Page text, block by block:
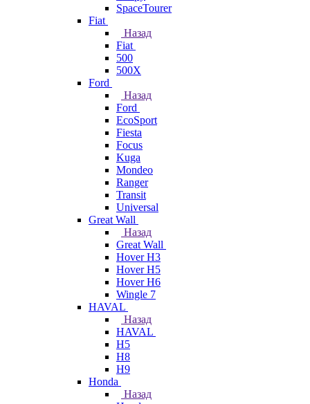
SpaceTourer
Fiat
Назад
Fiat
500
500X
Ford
Назад
Ford
EcoSport
Fiesta
Focus
Kuga
Mondeo
Ranger
Transit
Universal
Great Wall
Назад
Great Wall
Hover H3
Hover H5
Hover H6
Wingle 7
HAVAL
Назад
HAVAL
H5
H8
H9
Honda
Назад